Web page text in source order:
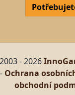
- 2026
- Ochrana
obchodní